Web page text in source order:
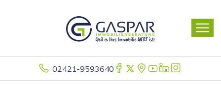
02421-9593640